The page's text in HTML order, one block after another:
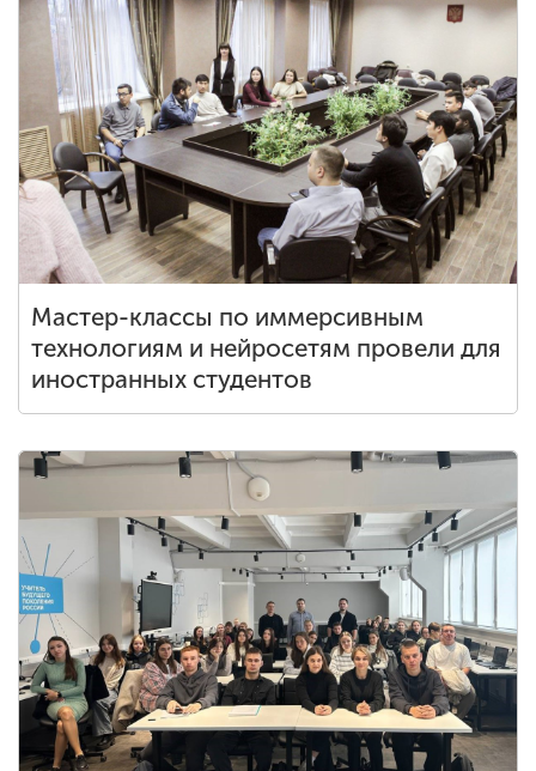
Мастер-классы по иммерсивным
технологиям и нейросетям провели для
иностранных студентов